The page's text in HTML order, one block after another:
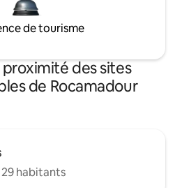
de tourisme
proximité des sites
de Rocamadour
habitants